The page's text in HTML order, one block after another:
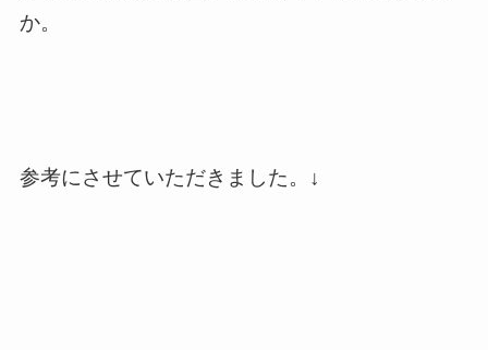
か。
参考にさせていただきました。↓